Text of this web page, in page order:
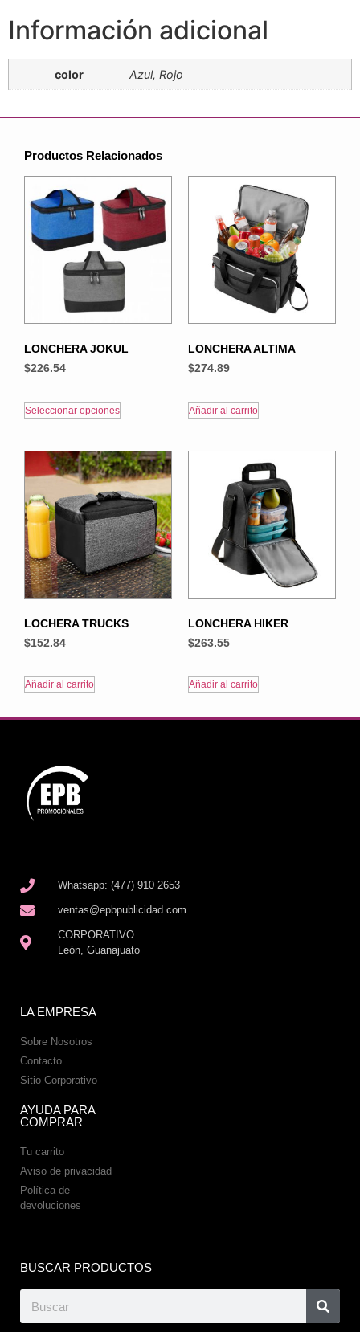
Información adicional
color Azul, Rojo
Productos Relacionados
LONCHERA JOKUL
$226.54
Seleccionar opciones
LONCHERA ALTIMA
$274.89
Añadir al carrito
LOCHERA TRUCKS
$152.84
Añadir al carrito
LONCHERA HIKER
$263.55
Añadir al carrito
Whatsapp: (477) 910 2653
ventas@epbpublicidad.com
CORPORATIVO
León, Guanajuato
LA EMPRESA
Sobre Nosotros
Contacto
Sitio Corporativo
AYUDA PARA
COMPRAR
Tu carrito
Aviso de privacidad
Política de
devoluciones
BUSCAR PRODUCTOS